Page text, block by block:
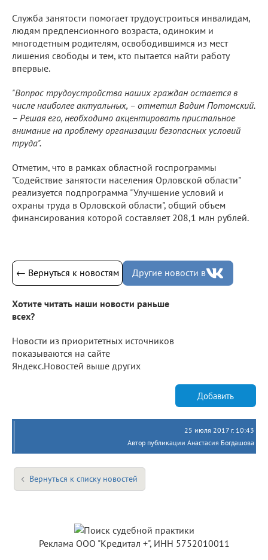
Служба занятости помогает трудоустроиться инвалидам,
людям предпенсионного возраста, одиноким и
многодетным родителям, освободившимся из мест
лишения свободы и тем, кто пытается найти работу
впервые.
"Вопрос трудоустройства наших граждан остается в
числе наиболее актуальных, – отметил Вадим Потомский.
– Решая его, необходимо акцентировать пристальное
внимание на проблему организации безопасных условий
труда".
Отметим, что в рамках областной госпрограммы
"Содействие занятости населения Орловской области"
реализуется подпрограмма "Улучшение условий и
охраны труда в Орловской области", общий объем
финансирования которой составляет 208,1 млн рублей.
← Вернуться к новостям Другие новости в
Хотите читать наши новости раньше
всех?
Новости из приоритетных источников
показываются на сайте
Яндекс.Новостей выше других
Добавить
25 июля 2017 г. 10:43
Автор публикации Анастасия Богдашова
Вернуться к списку новостей
Реклама ООО "Кредитал +", ИНН 5752010011